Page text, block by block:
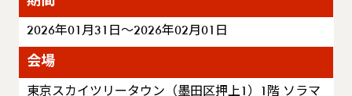
2026年01月31日～2026年02月01日
会場
東京スカイツリータウン（墨田区押上1）1階 ソラマ